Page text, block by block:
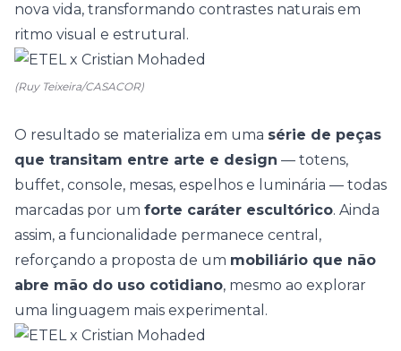
nova vida, transformando contrastes naturais em
ritmo visual e estrutural.
(Ruy Teixeira/CASACOR)
O resultado se materializa em uma série de peças
que transitam entre arte e design — totens,
buffet, console, mesas, espelhos e luminária — todas
marcadas por um forte caráter escultórico. Ainda
assim, a funcionalidade permanece central,
reforçando a proposta de um mobiliário que não
abre mão do uso cotidiano, mesmo ao explorar
uma linguagem mais experimental.